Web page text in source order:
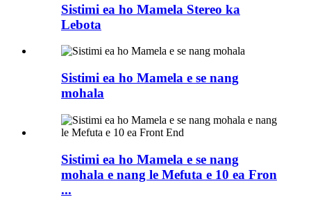
Sistimi ea ho Mamela Stereo ka
Lebota
Sistimi ea ho Mamela e se nang
mohala
Sistimi ea ho Mamela e se nang
mohala e nang le Mefuta e 10 ea Fron
...